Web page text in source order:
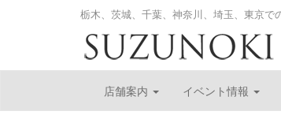
栃木、茨城、千葉、神奈川、埼玉、東京
店舗案内 イベント情報